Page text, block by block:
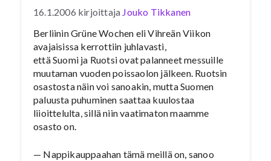
16.1.2006 kirjoittaja Jouko Tikkanen
Berliinin Grüne Wochen eli Vihreän Viikon
avajaisissa kerrottiin juhlavasti,
että Suomi ja Ruotsi ovat palanneet messuille
muutaman vuoden poissaolon jälkeen. Ruotsin
osastosta näin voi sanoakin, mutta Suomen
paluusta puhuminen saattaa kuulostaa
liioittelulta, sillä niin vaatimaton maamme
osasto on.
— Nappikauppaahan tämä meillä on, sanoo